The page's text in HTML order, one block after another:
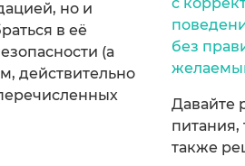
но и
в её
(а
действительно
без
Давайте
питания,
также